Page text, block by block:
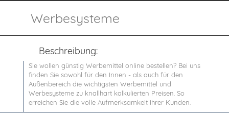
Werbesysteme
Beschreibung:
Sie wollen günstig Werbemittel online bestellen? Bei uns
finden Sie sowohl für den Innen - als auch für den
Außenbereich die wichtigsten Werbemittel und
Werbesysteme zu knallhart kalkulierten Preisen. So
erreichen Sie die volle Aufmerksamkeit Ihrer Kunden.